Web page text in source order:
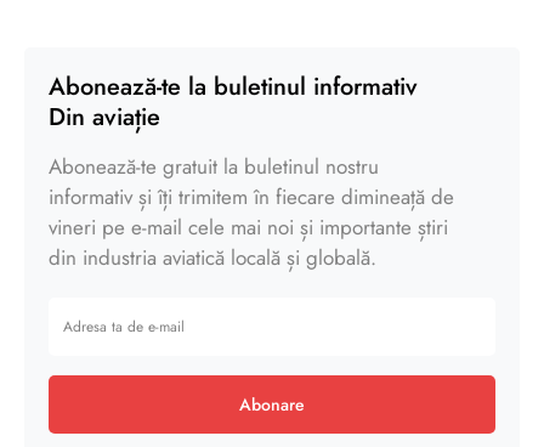
Abonează-te la buletinul informativ
Din aviație
Abonează-te gratuit la buletinul nostru
informativ și îți trimitem în fiecare dimineață de
vineri pe e-mail cele mai noi și importante știri
din industria aviatică locală și globală.
Abonare